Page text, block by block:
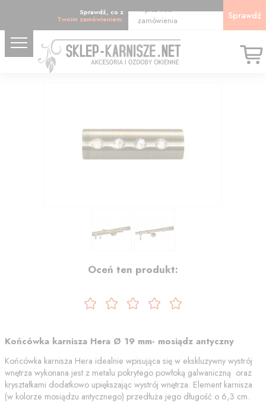
Sprawdź, co z
Twoim zamówieniem:
Wpisz kod
zamówienia
Sprawdź
Oceń ten produkt:
Końcówka karnisza Hera Ø 19 mm- mosiądz antyczny
Końcówka karnisza Hera idealnie wpisująca się w ekskluzywny wystrój
wnętrza wykonana jest z metalu pokrytego powłoką galwaniczną oraz
kryształkami dodatkowo upiększając wystrój wnętrza. Element karnisza
(w kolorze mosiądzu antycznego) przedłuża jego długość o 6,3 cm.